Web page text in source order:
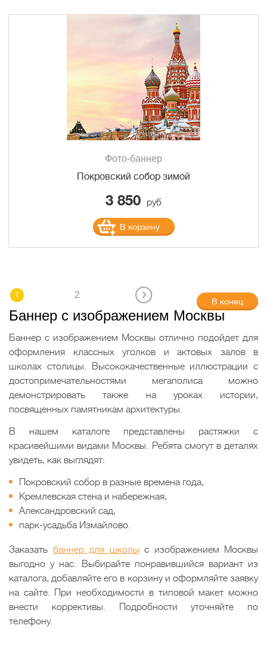
Фото-баннер
Покровский собор зимой
3 850 руб
В корзину
1 2
В конец
Баннер с изображением Москвы
Баннер с изображением Москвы отлично подойдет для
оформления классных уголков и актовых залов в
школах столицы. Высококачественные иллюстрации с
достопримечательностями мегаполиса можно
демонстрировать также на уроках истории,
посвященных памятникам архитектуры.
В нашем каталоге представлены растяжки с
красивейшими видами Москвы. Ребята смогут в деталях
увидеть, как выглядят:
Покровский собор в разные времена года,
Кремлевская стена и набережная,
Александровский сад,
парк-усадьба Измайлово.
Заказать баннер для школы с изображением Москвы
выгодно у нас. Выбирайте понравившийся вариант из
каталога, добавляйте его в корзину и оформляйте заявку
на сайте. При необходимости в типовой макет можно
внести коррективы. Подробности уточняйте по
телефону.